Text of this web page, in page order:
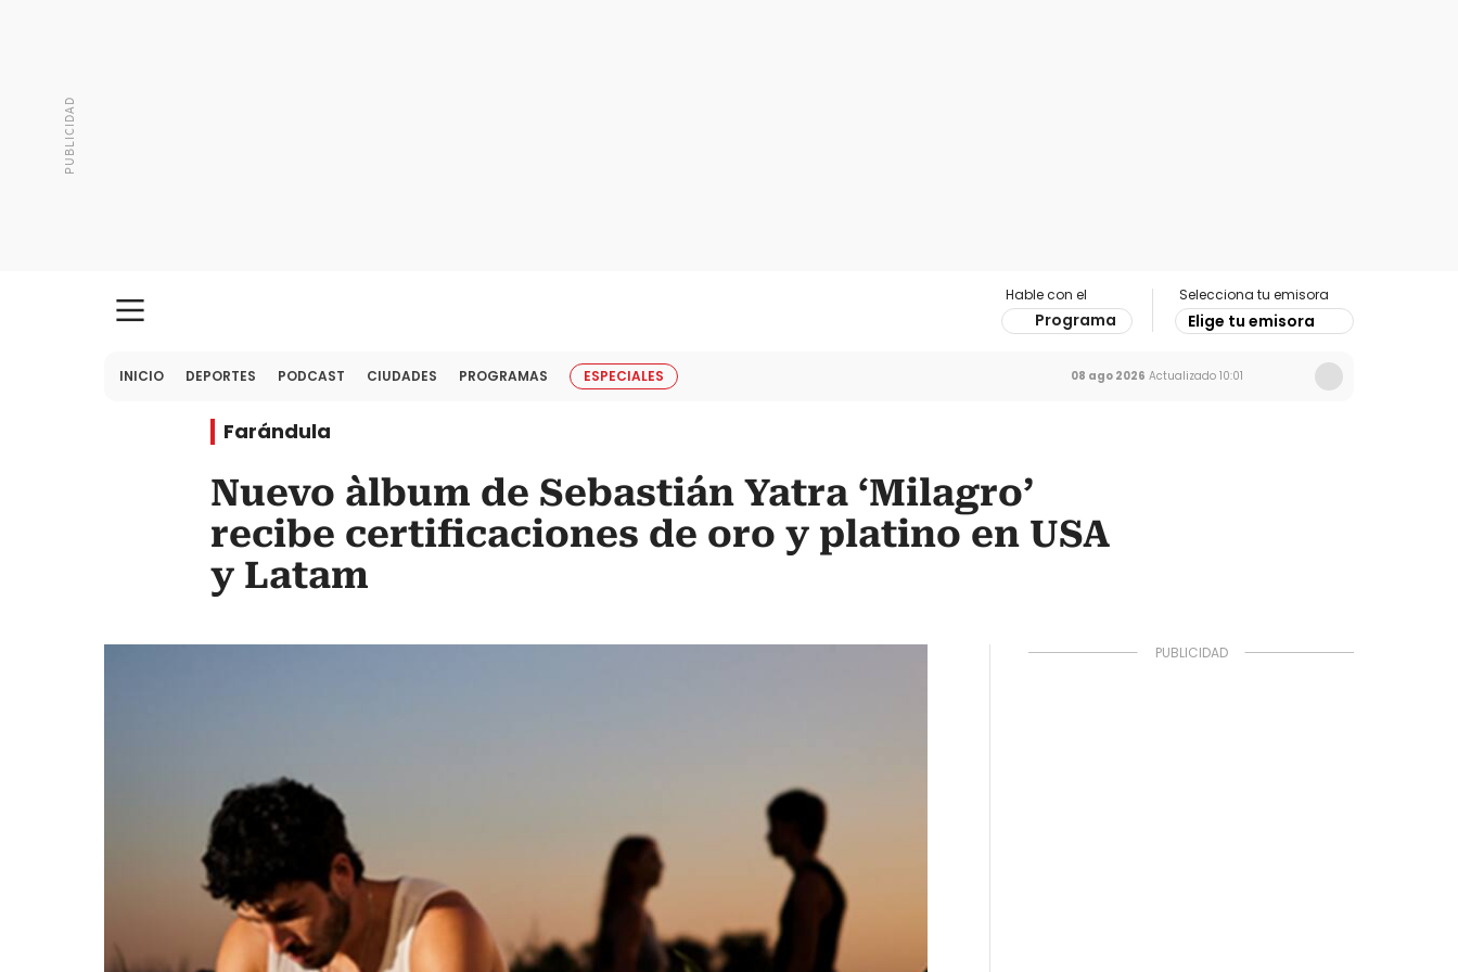
Hable con el
Programa
Selecciona tu emisora
Elige tu emisora
INICIO DEPORTES PODCAST CIUDADES PROGRAMAS ESPECIALES 08 ago 2026 Actualizado 10:01
Farándula
Nuevo àlbum de Sebastián Yatra ‘Milagro’
recibe certificaciones de oro y platino en USA
y Latam